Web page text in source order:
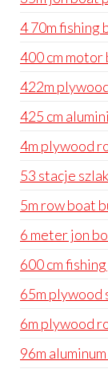
4 70m fishing
400 cm motor
422m
425 cm
4m plywood
53 stacje
5m row boat
6 meter jon
600 cm
65m plywood
6m plywood
96m